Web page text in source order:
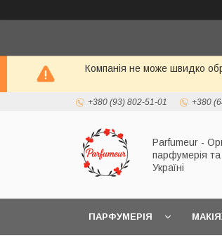
Компанія не може швидко
+380 (93) 802-51-01 +380
Parfumeur -
парфумерія та
Україні
ПАРФУМЕРІЯ